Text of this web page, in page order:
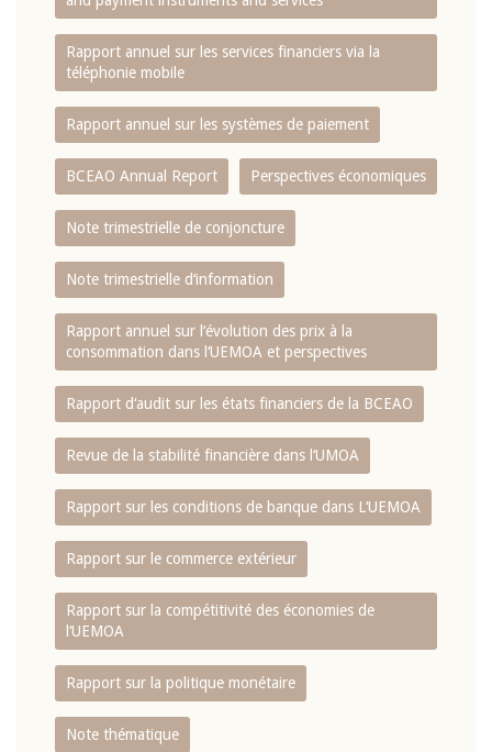
Rapport annuel sur les services financiers via la
téléphonie mobile
Rapport annuel sur les systèmes de paiement
BCEAO Annual Report Perspectives économiques
Note trimestrielle de conjoncture
Note trimestrielle d‘information
Rapport annuel sur l‘évolution des prix à la
consommation dans l‘UEMOA et perspectives
Rapport d‘audit sur les états financiers de la BCEAO
Revue de la stabilité financière dans l‘UMOA
Rapport sur les conditions de banque dans L‘UEMOA
Rapport sur le commerce extérieur
Rapport sur la compétitivité des économies de
l‘UEMOA
Rapport sur la politique monétaire
Note thématique